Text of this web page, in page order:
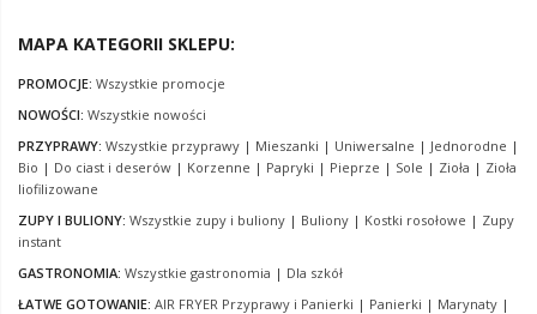
MAPA KATEGORII SKLEPU:
PROMOCJE: Wszystkie promocje
NOWOŚCI: Wszystkie nowości
PRZYPRAWY: Wszystkie przyprawy | Mieszanki | Uniwersalne | Jednorodne |
Bio | Do ciast i deserów | Korzenne | Papryki | Pieprze | Sole | Zioła | Zioła
liofilizowane
ZUPY I BULIONY: Wszystkie zupy i buliony | Buliony | Kostki rosołowe | Zupy
instant
GASTRONOMIA: Wszystkie gastronomia | Dla szkół
ŁATWE GOTOWANIE: AIR FRYER Przyprawy i Panierki | Panierki | Marynaty |